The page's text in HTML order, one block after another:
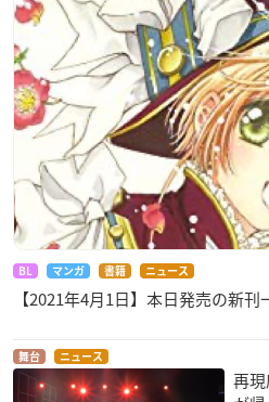
BL マンガ 書籍 ニュース
【2021年4月1日】本日発売の新刊
舞台 ニュース
再